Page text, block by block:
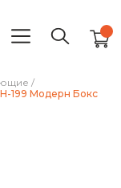
/
199 Модерн Бокс